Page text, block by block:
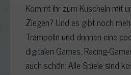
Kommt ihr zum Kuscheln mit
Ziegen? Und es gibt noch
Trampolin und drinnen eine
digitalen Games, Racing-
auch schön: Alle Spiele sind